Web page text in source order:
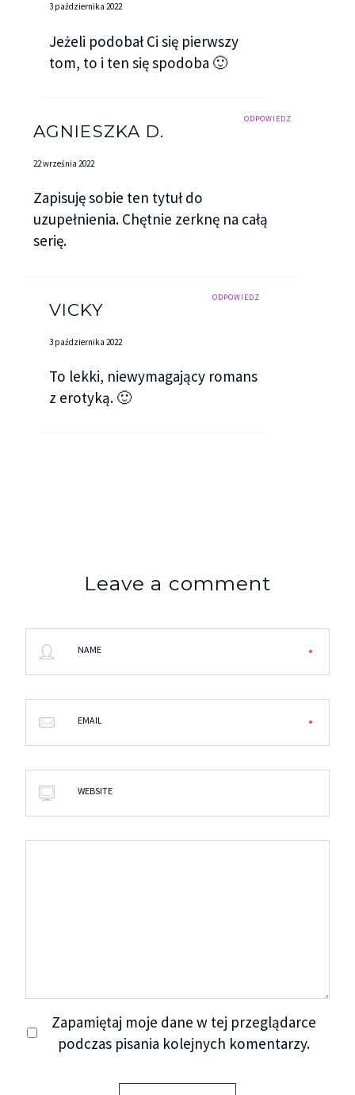
3 października 2022
Jeżeli podobał Ci się pierwszy
tom, to i ten się spodoba 🙂
ODPOWIEDZ
AGNIESZKA D.
22 września 2022
Zapisuję sobie ten tytuł do
uzupełnienia. Chętnie zerknę na całą
serię.
ODPOWIEDZ
VICKY
3 października 2022
To lekki, niewymagający romans
z erotyką. 🙂
Leave a comment
NAME
EMAIL
WEBSITE
Zapamiętaj moje dane w tej przeglądarce
podczas pisania kolejnych komentarzy.